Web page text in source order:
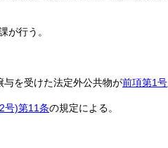
が行う。
を受けた法定外公共物が前項第1号
号)第11条の規定による。